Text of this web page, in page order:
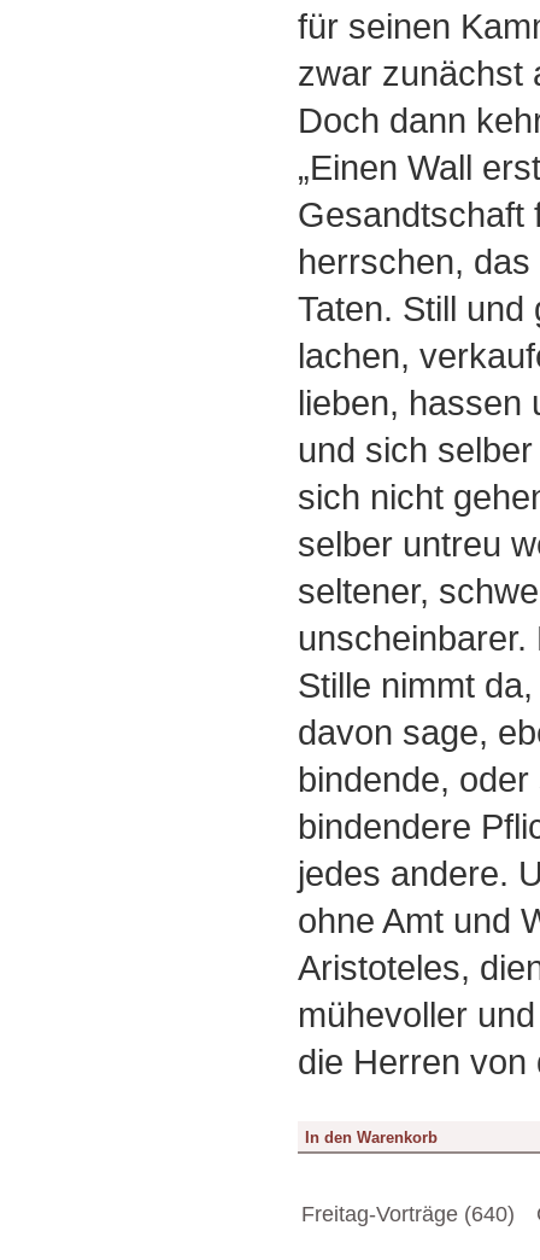
für seinen
zwar zunächst
Doch dann
„Einen Wall
Gesandtschaft
herrschen,
Taten. Still
lachen,
lieben, hassen
und sich
sich nicht
selber untreu
seltener,
Stille nimmt
davon sage,
bindende,
bindendere
jedes andere.
ohne Amt und
Aristoteles,
mühevoller
die Herren von
Freitag-Vorträge (640)